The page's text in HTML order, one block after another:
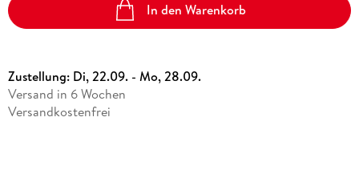
In den Warenkorb
Zustellung: Di, 22.09. - Mo, 28.09.
Versand in 6 Wochen
Versandkostenfrei